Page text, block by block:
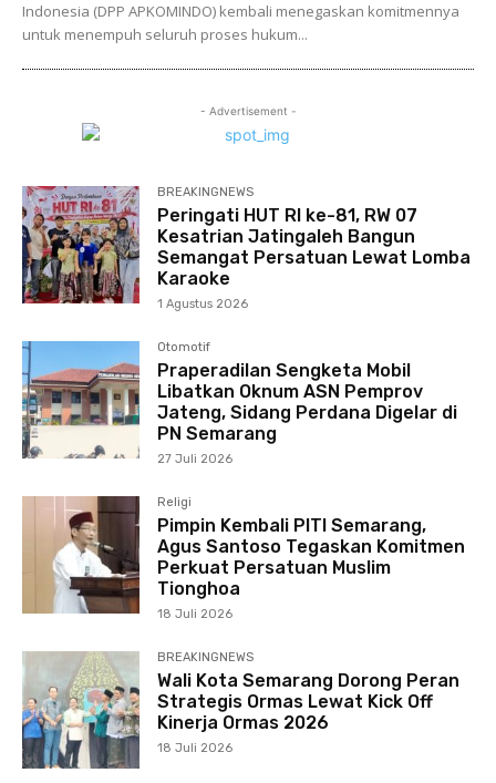
Indonesia (DPP APKOMINDO) kembali menegaskan komitmennya
untuk menempuh seluruh proses hukum...
- Advertisement -
BREAKINGNEWS
Peringati HUT RI ke-81, RW 07
Kesatrian Jatingaleh Bangun
Semangat Persatuan Lewat Lomba
Karaoke
1 Agustus 2026
Otomotif
Praperadilan Sengketa Mobil
Libatkan Oknum ASN Pemprov
Jateng, Sidang Perdana Digelar di
PN Semarang
27 Juli 2026
Religi
Pimpin Kembali PITI Semarang,
Agus Santoso Tegaskan Komitmen
Perkuat Persatuan Muslim
Tionghoa
18 Juli 2026
BREAKINGNEWS
Wali Kota Semarang Dorong Peran
Strategis Ormas Lewat Kick Off
Kinerja Ormas 2026
18 Juli 2026